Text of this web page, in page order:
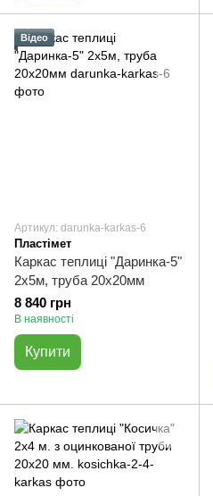
Відео
Артикул: darunka-karkas-6
Пластімет
Каркас теплиці "Даринка-5"
2х5м, труба 20х20мм
8 840 грн
В наявності
Купити